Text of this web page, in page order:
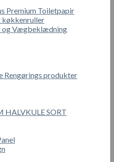
Premium Toiletpapir
køkkenruller
og Vægbeklædning
Rengørings produkter
HALVKULE SORT